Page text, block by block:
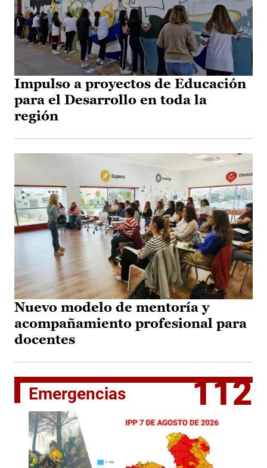
Impulso a proyectos de Educación
para el Desarrollo en toda la
región
Nuevo modelo de mentoría y
acompañamiento profesional para
docentes
Emergencias 112